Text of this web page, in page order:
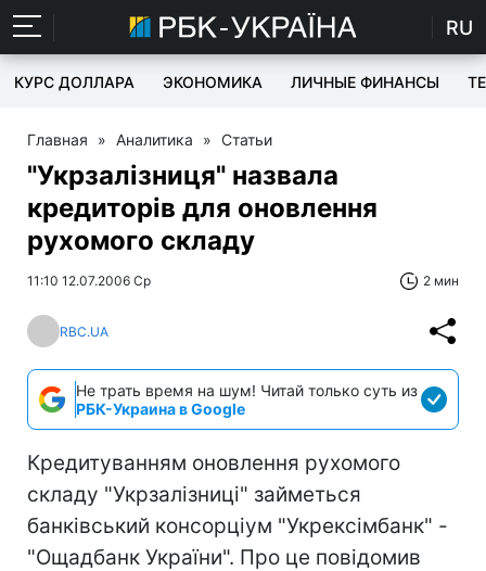
RU
КУРС ДОЛЛАРА ЭКОНОМИКА ЛИЧНЫЕ ФИНАНСЫ
Главная » Аналитика » Статьи
"Укрзалізниця" назвала
кредиторів для оновлення
рухомого складу
11:10 12.07.2006 Ср 2 мин
RBC.UA
Не трать время на шум! Читай только суть из
РБК-Украина в Google
Кредитуванням оновлення рухомого
складу "Укрзалізниці" займеться
банківський консорціум "Укрексімбанк" -
"Ощадбанк України". Про це повідомив